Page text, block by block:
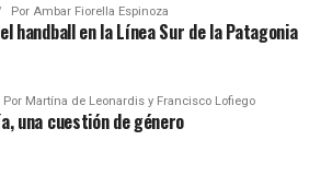
Por Ambar Fiorella Espinoza
handball en la Línea Sur de la Patagonia
Por Martína de Leonardis y Francisco Lofiego
una cuestión de género